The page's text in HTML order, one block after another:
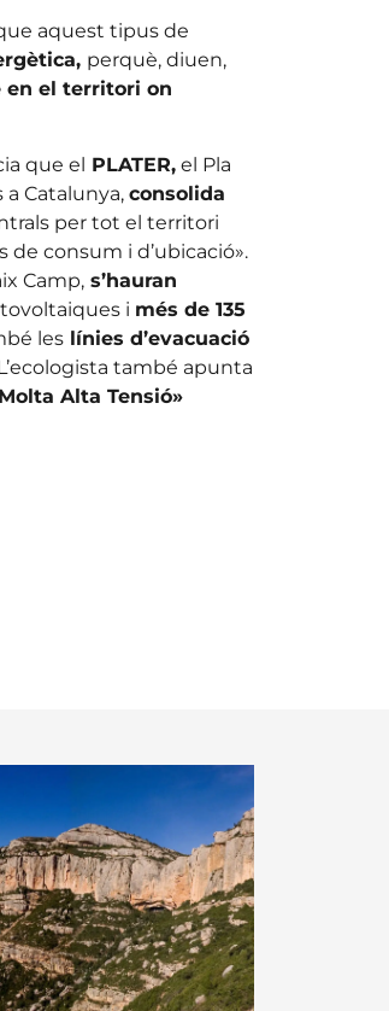
aquest tipus de
perquè, diuen,
en el territori on
que el PLATER,el Pla
Catalunya, consolida
per tot el territori
de consum i d’ubicació».
Camp,s’hauran
i més de 135
leslínies d’evacuació
també apunta
Alta Tensió»